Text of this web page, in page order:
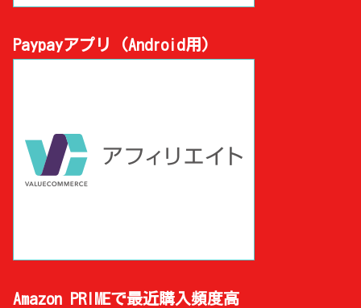
Paypayアプリ (Android用)
Amazon PRIMEで最近購入頻度高